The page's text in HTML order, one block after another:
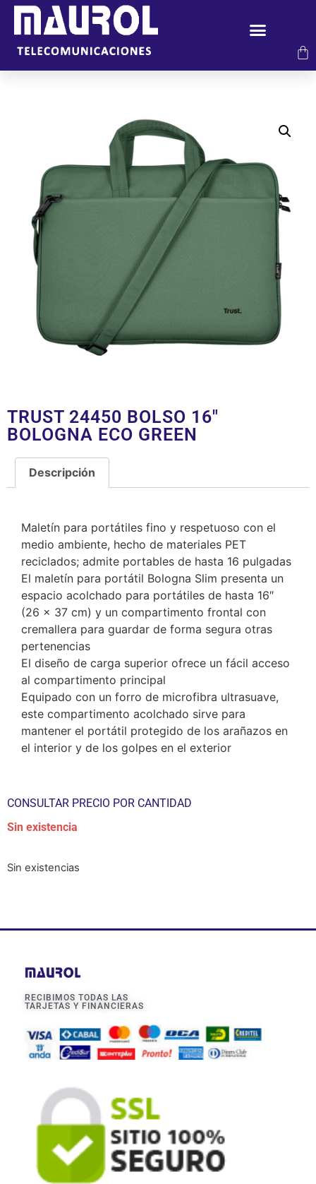
TRUST 24450 BOLSO 16″
BOLOGNA ECO GREEN
Descripción
Maletín para portátiles fino y respetuoso con el
medio ambiente, hecho de materiales PET
reciclados; admite portables de hasta 16 pulgadas
El maletín para portátil Bologna Slim presenta un
espacio acolchado para portátiles de hasta 16″
(26 x 37 cm) y un compartimento frontal con
cremallera para guardar de forma segura otras
pertenencias
El diseño de carga superior ofrece un fácil acceso
al compartimento principal
Equipado con un forro de microfibra ultrasuave,
este compartimento acolchado sirve para
mantener el portátil protegido de los arañazos en
el interior y de los golpes en el exterior
CONSULTAR PRECIO POR CANTIDAD
Sin existencia
Sin existencias
RECIBIMOS TODAS LAS
TARJETAS Y FINANCIERAS